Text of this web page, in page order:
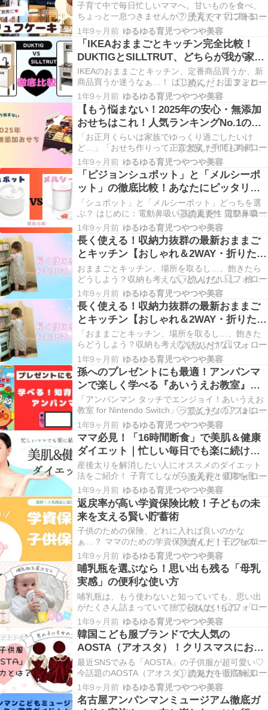
子育て中で毎日忙しいママへ。甘いものを食べ、
ちょっと一息つきませんか？ 子育てママに贈る、
ちょっと贅沢なクリスマス提案 子どもたちには可
愛らしいクリスマスケーキ、大人には大人時間を
彩るちょっぴり贅沢なスイーツ。そんな特別な時
間を楽しむアイデアを探していませんか？ 今年の
おすすめ…
1年9ヶ月前 ゆるゆる育児つやつや美容
「IKEAおままごとキッチン完全比較！
DUKTIGとSILLTRUT、どちらが我が家向
き？」
IKEAのおままごとキッチン、定番商品買うか、新
商品買うか迷うなぁ…！ はじめに 「おままごとキ
ッチン、どれを選べばいいの？」と迷っていませ
んか？ おままごとキッチンは、子どもの想像力を
育て、親子のコミュニケーションを深める優れた
アイテム。特にIKEAの人気モデル「DUKTIG…
1年9ヶ月前 ゆるゆる育児つやつや美容
【もう悩まない！2025年の安心・無添加
おせちはこれ！人気ランキングNo.1の理
由】
「お正月くらいは家族でゆっくり過ごしたいけ
ど…」「おせち作りって正直大変！手間も時間も
かかるし…」「子どもには日本の伝統を伝えたい
けど、安心できる食材じゃないと不安。」 そんな
悩みを抱えるママたちに、大好評の「らでぃっし
ゅぼーやのおせち」。今年のお正月は、忙しいあ
なたでも安心・…
1年9ヶ月前 ゆるゆる育児つやつや美容
「ピジョンシュポット」と「メルシーポ
ット」の徹底比較！あなたにピッタリな
のはどっち？
「シュポット」と「メルシーポット」どっちを選
ぶ？ はじめに：電動鼻吸い器の重要性 電動鼻吸い
器 シュポット|0ヵ月頃〜 風邪予防・体温計・衛生
商品 ピジョン 鼻水 吸引 吸引器 電動 鼻水吸引器
鼻水吸い 鼻水吸い器 電動鼻水吸引器 鼻吸い 鼻吸
い器 赤ちゃん あかちゃん 赤ち…
1年9ヶ月前 ゆるゆる育児つやつや美容
長く使える！収納力抜群の最新おままご
とキッチン【おしゃれ＆2WAY・折りたた
み対応】
おままごとキッチン、場所を取るし…、飽きたら
どうしよう？収納も考えないといけないし、捨て
るのはもっと大変…。子どもが気に入らなかった
ら無駄になるし、悩みますよね？ 実は、これ、多
くのママが抱える「あるある」なんです。そんな
あなたに「おままごと遊びが楽しくなるだけでな
く、収納力や…
1年9ヶ月前 ゆるゆる育児つやつや美容
長く使える！収納力抜群の最新おままご
とキッチン【おしゃれ＆2WAY・折りたた
み対応】
「おままごとキッチン、場所を取るし…、飽きた
らどうしよう？収納も考えないといけないし、捨
てるのはもっと大変…。子どもが気に入らなかっ
たら無駄になるし、悩みますよね？」実は、こ
れ、多くのママが抱える「あるある」なんです。
そんなあなたに「おままごと遊びが楽しくなるだ
けでなく、収納力…
1年9ヶ月前 ゆるゆる育児つやつや美容
孫へのプレゼントにも最適！アンパンマ
ンで楽しく学べる『あいうえお教室』レ
ビューとメリット・デメリット
「アンパンマン タッチでエンジョイ！あいうえお
教室 for Nintendo Switch」ってどうなの？ はじめ
に アンパンマン タッチでエンジョイ！ あいうえ
お教室 for Nintendo Switch 楽天ブックス ¥6,453
（2024/11/16 20:18時点 …
1年9ヶ月前 ゆるゆる育児つやつや美容
ママ必見！「16時間断食」で美肌＆健康
ダイエット｜忙しい毎日でも楽に続けら
れるコツ
産後太りを解消したい人にオススメのダイエット
法をご紹介！ 子育てしながらも美容と健康を意識
したいママたちへ！今回は、日々の生活に取り入
れやすく、ストレスなく続けられる「16時間断
食」についてご紹介します。 「16時間断食って大
変そう…」と感じるかもしれませんが、実は子育
て中のマ…
1年9ヶ月前 ゆるゆる育児つやつや美容
返戻率が高い学資保険比較！子どもの未
来を支える賢い貯蓄術
子供のための保険、どれに入れば良いのかな
ぁ…？ ママのための学資保険ガイド｜子どもの未
来を支える準備をしよう！ お子さんが生まれてか
ら、初めて「教育費」や「貯蓄」について考え始
めたママも多いのではないでしょうか？進学の際
にかかる費用は年々増え、大学進学時には数百万
円が必要になる…
1年9ヶ月前 ゆるゆる育児つやつや美容
哺乳瓶を選ぶなら！思い出も残る「母乳
実感」の便利な使い方
哺乳瓶は、もう使わないと知っていても、思い出
がたくさん詰まっていて捨てられないもの。「母
乳実感」の哺乳瓶を使えばずっととっておける思
い出の品に…♡ 赤ちゃんのいるご家庭では、哺乳
瓶は毎日何度も使うアイテムですよね。しかし赤
ちゃんが成長し、ミルクを卒業した時、捨ててし
まうには寂し…
1年9ヶ月前 ゆるゆる育児つやつや美容
韓国こども服ブランドで大人気の
AOSTA（アオスタ）！クリスマスにおす
すめの可愛いコーデを大公開
最近SNSでみる「AOSTA」の子供服が超可愛い♡
今話題のAOSTA（アオスタ）の魅力を徹底解説！
【予約商品/4〜6週間で入荷予定】 AOSTA アオス
タ 24冬物 新作 ウィンタープリンセスドレス
Winter Princess Dress オルセンオルセン楽天市場
1年9ヶ月前 ゆるゆる育児つやつや美容
名古屋アンパンマンミュージアム徹底ガ